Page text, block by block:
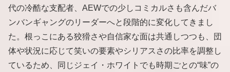
代の冷酷な支配者、AEWでの少しコミカルさも含んだバ
ンバンギャングのリーダーへと段階的に変化してきまし
た。根っこにある狡猾さや自信家な面は共通しつつも、団
体や状況に応じて笑いの要素やシリアスさの比率を調整し
ているため、同じジェイ・ホワイトでも時期ごとの“味”の